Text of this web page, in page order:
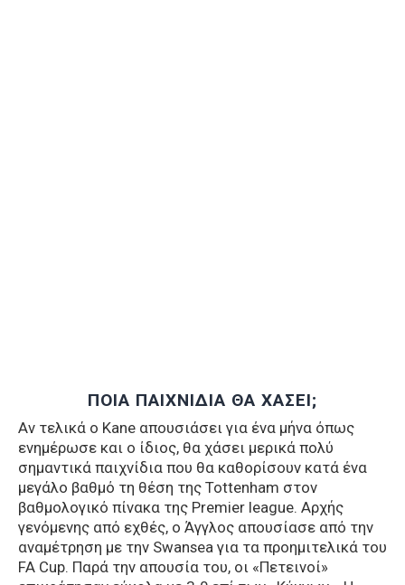
ΠΟΙΑ ΠΑΙΧΝΙΔΙΑ ΘΑ ΧΑΣΕΙ;
Αν τελικά ο Kane απουσιάσει για ένα μήνα όπως
ενημέρωσε και ο ίδιος, θα χάσει μερικά πολύ
σημαντικά παιχνίδια που θα καθορίσουν κατά ένα
μεγάλο βαθμό τη θέση της Tottenham στον
βαθμολογικό πίνακα της Premier league. Αρχής
γενόμενης από εχθές, ο Άγγλος απουσίασε από την
αναμέτρηση με την Swansea για τα προημιτελικά του
FA Cup. Παρά την απουσία του, οι «Πετεινοί»